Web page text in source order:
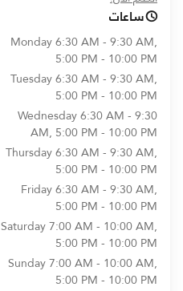
ساعات
Monday6:30 AM - 9:30 AM,
5:00 PM - 10:00 PM
Tuesday6:30 AM - 9:30 AM,
5:00 PM - 10:00 PM
Wednesday6:30 AM - 9:30
AM, 5:00 PM - 10:00 PM
Thursday6:30 AM - 9:30 AM,
5:00 PM - 10:00 PM
Friday6:30 AM - 9:30 AM,
5:00 PM - 10:00 PM
Saturday7:00 AM - 10:00 AM,
5:00 PM - 10:00 PM
Sunday7:00 AM - 10:00 AM,
5:00 PM - 10:00 PM